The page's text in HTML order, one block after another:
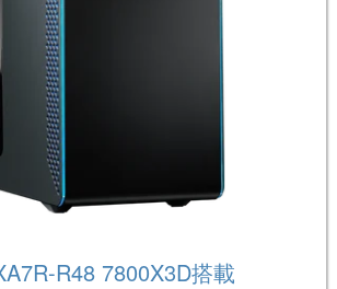
R48 7800X3D搭載